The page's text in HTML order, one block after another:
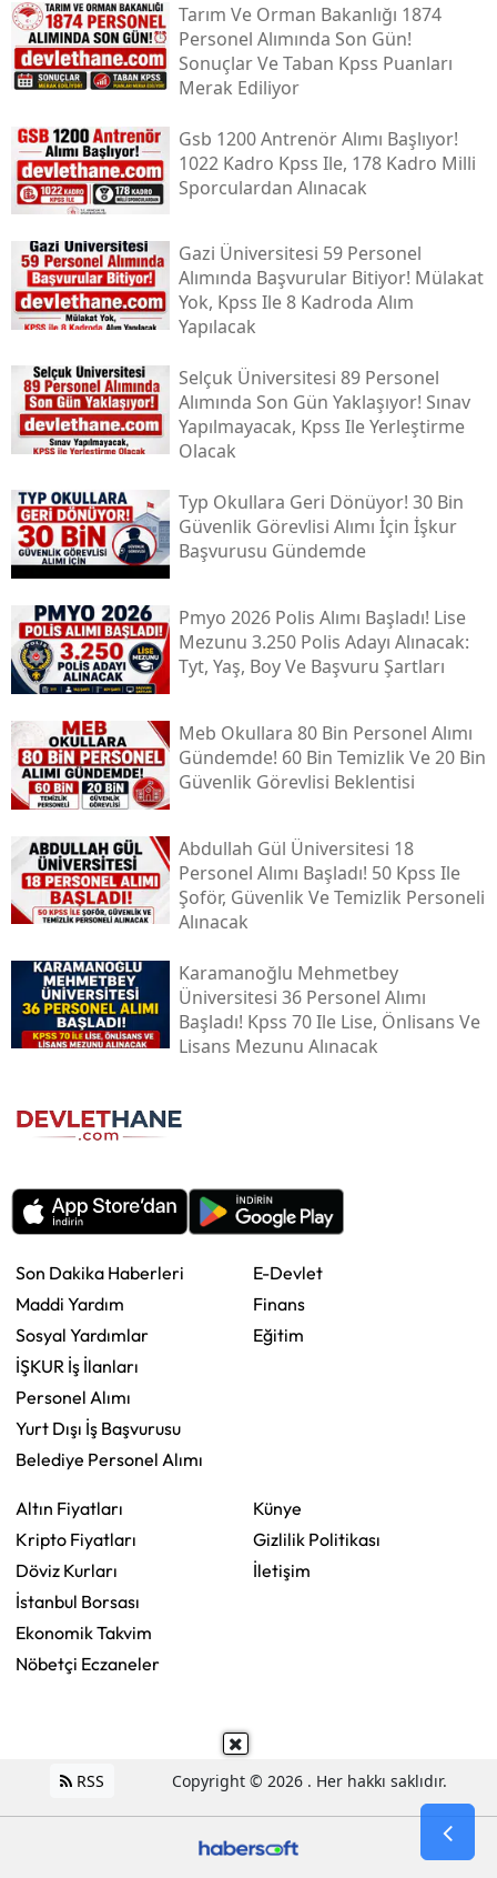
Tarım Ve Orman Bakanlığı 1874
Personel Alımında Son Gün!
Sonuçlar Ve Taban Kpss Puanları
Merak Ediliyor
Gsb 1200 Antrenör Alımı Başlıyor!
1022 Kadro Kpss Ile, 178 Kadro Milli
Sporculardan Alınacak
Gazi Üniversitesi 59 Personel
Alımında Başvurular Bitiyor! Mülakat
Yok, Kpss Ile 8 Kadroda Alım
Yapılacak
Selçuk Üniversitesi 89 Personel
Alımında Son Gün Yaklaşıyor! Sınav
Yapılmayacak, Kpss Ile Yerleştirme
Olacak
Typ Okullara Geri Dönüyor! 30 Bin
Güvenlik Görevlisi Alımı İçin İşkur
Başvurusu Gündemde
Pmyo 2026 Polis Alımı Başladı! Lise
Mezunu 3.250 Polis Adayı Alınacak:
Tyt, Yaş, Boy Ve Başvuru Şartları
Meb Okullara 80 Bin Personel Alımı
Gündemde! 60 Bin Temizlik Ve 20 Bin
Güvenlik Görevlisi Beklentisi
Abdullah Gül Üniversitesi 18
Personel Alımı Başladı! 50 Kpss Ile
Şoför, Güvenlik Ve Temizlik Personeli
Alınacak
Karamanoğlu Mehmetbey
Üniversitesi 36 Personel Alımı
Başladı! Kpss 70 Ile Lise, Önlisans Ve
Lisans Mezunu Alınacak
Son Dakika Haberleri
Maddi Yardım
Sosyal Yardımlar
İŞKUR İş İlanları
Personel Alımı
Yurt Dışı İş Başvurusu
Belediye Personel Alımı
E-Devlet
Finans
Eğitim
Altın Fiyatları
Kripto Fiyatları
Döviz Kurları
İstanbul Borsası
Ekonomik Takvim
Nöbetçi Eczaneler
Künye
Gizlilik Politikası
İletişim
RSS Copyright © 2026 . Her hakkı saklıdır.